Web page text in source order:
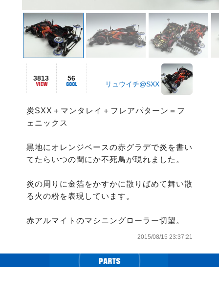
3813 56
リュウイチ@SXX
炭SXX＋マンタレイ＋フレアパターン＝フ
ェニックス
黒地にオレンジベースの赤グラデで炎を書い
てたらいつの間にか不死鳥が現れました。
炎の周りに金箔をかすかに散りばめて舞い散
る火の粉を表現しています。
赤アルマイトのマシニングローラー切望。
2015/08/15 23:37:21